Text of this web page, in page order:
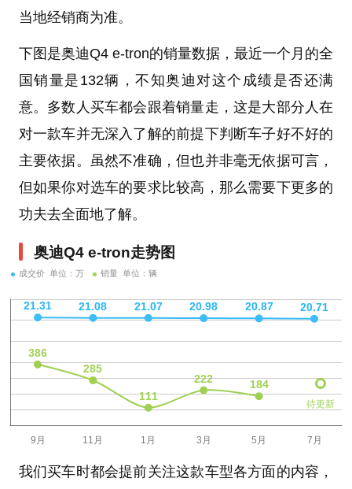
当地经销商为准。
下图是奥迪Q4 e-tron的销量数据，最近一个月的全
国销量是132辆，不知奥迪对这个成绩是否还满
意。多数人买车都会跟着销量走，这是大部分人在
对一款车并无深入了解的前提下判断车子好不好的
主要依据。虽然不准确，但也并非毫无依据可言，
但如果你对选车的要求比较高，那么需要下更多的
功夫去全面地了解。
奥迪Q4 e-tron走势图
成交价 单位：万 销量 单位：辆
待更新
我们买车时都会提前关注这款车型各方面的内容，